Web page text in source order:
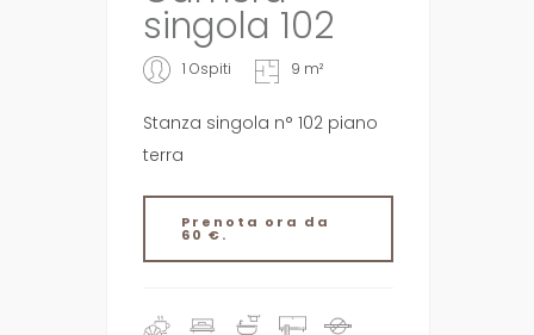
singola 102
1 Ospiti 9 m²
Stanza singola n° 102 piano
terra
Prenota ora da
60 €.